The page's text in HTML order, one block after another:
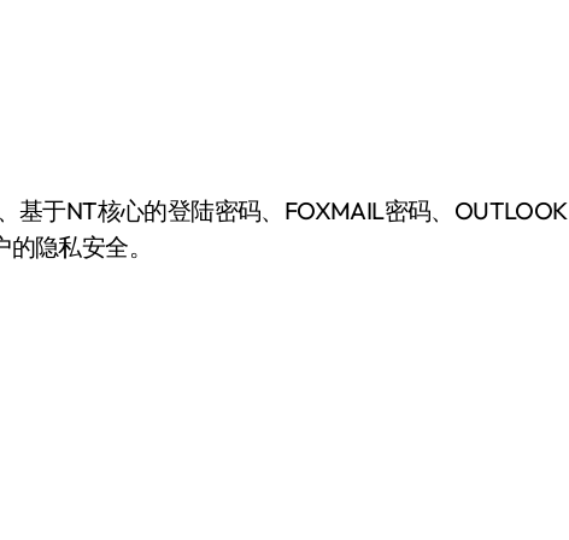
于NT核心的登陆密码、FOXMAIL密码、OUTLOOK
隐私安全。